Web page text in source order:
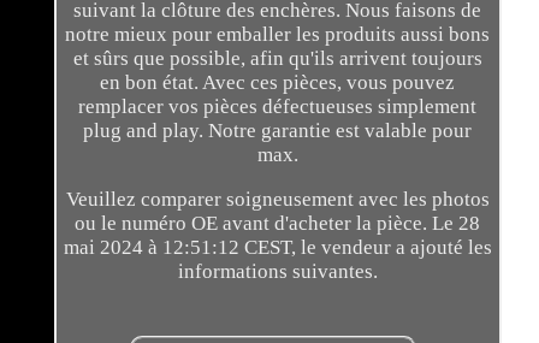
suivant la clôture des enchères. Nous faisons de
notre mieux pour emballer les produits aussi bons
et sûrs que possible, afin qu'ils arrivent toujours
en bon état. Avec ces pièces, vous pouvez
remplacer vos pièces défectueuses simplement
plug and play. Notre garantie est valable pour
max.
Veuillez comparer soigneusement avec les photos
ou le numéro OE avant d'acheter la pièce. Le 28
mai 2024 à 12:51:12 CEST, le vendeur a ajouté les
informations suivantes.